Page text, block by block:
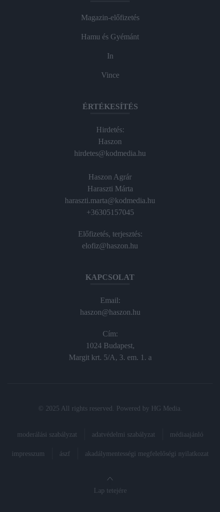
Magazin-előfizetés
Hamu és Gyémánt
In
Vince
ÉRTÉKESÍTÉS
Hirdetés:
Haszon
hirdetes@kodmedia.hu
Haszon Agrár
Haraszti Márta
haraszti.marta@kodmedia.hu
+36305157045
Előfizetés, terjesztés:
elofiz@haszon.hu
KAPCSOLAT
Email:
haszon@haszon.hu
Cím:
1024 Budapest,
Margit krt. 5/A, 3. em. 1. a
© 2025 All rights reserved. Powered by HG Media
moderálási szabályzat adatvédelmi szabályzat médiaajánló
impresszum ászf akadálymentességi megfelelőségi nyilatkozat
Lap tetejére